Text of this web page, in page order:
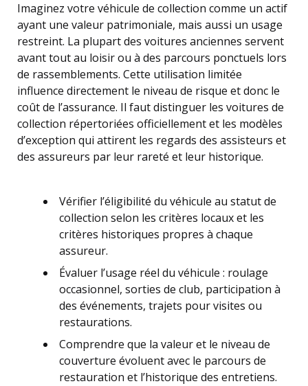
Imaginez votre véhicule de collection comme un actif
ayant une valeur patrimoniale, mais aussi un usage
restreint. La plupart des voitures anciennes servent
avant tout au loisir ou à des parcours ponctuels lors
de rassemblements. Cette utilisation limitée
influence directement le niveau de risque et donc le
coût de l’assurance. Il faut distinguer les voitures de
collection répertoriées officiellement et les modèles
d’exception qui attirent les regards des assisteurs et
des assureurs par leur rareté et leur historique.
Vérifier l’éligibilité du véhicule au statut de
collection selon les critères locaux et les
critères historiques propres à chaque
assureur.
Évaluer l’usage réel du véhicule : roulage
occasionnel, sorties de club, participation à
des événements, trajets pour visites ou
restaurations.
Comprendre que la valeur et le niveau de
couverture évoluent avec le parcours de
restauration et l’historique des entretiens.